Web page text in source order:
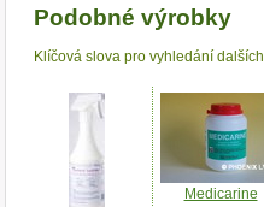
Podobné výrobky
Klíčová slova pro vyhledání
Medicarine